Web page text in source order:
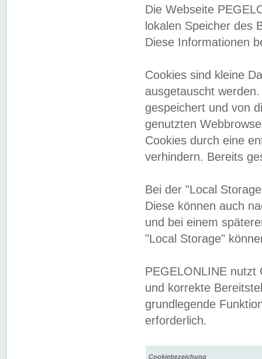
Die Webseite
lokalen Speicher des
Diese Informationen
Cookies sind kleine
ausgetauscht
gespeichert und von
genutzten
Cookies durch eine
verhindern. Bereits
Bei der "Local
Diese können auch
und bei einem
"Local Storage"
PEGELONLINE nutzt
und korrekte
grundlegende
erforderlich.
Cookiebezeichung